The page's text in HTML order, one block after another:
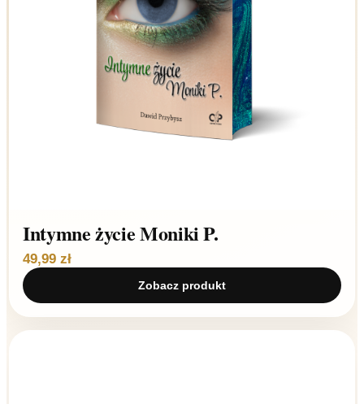
Intymne życie Moniki P.
49,99 zł
Zobacz produkt